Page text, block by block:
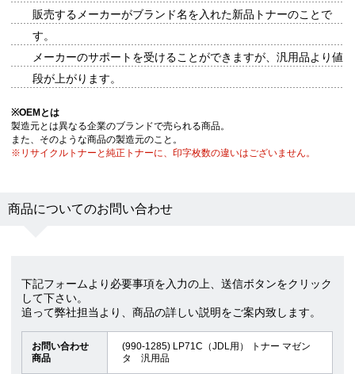
販売するメーカーがブランド名を入れた新品トナーのことで
す。
メーカーのサポートを受けることができますが、汎用品より値
段が上がります。
※OEMとは
製造元とは異なる企業のブランドで売られる商品。
また、そのような商品の製造元のこと。
※リサイクルトナーと純正トナーに、印字枚数の違いはございません。
商品についてのお問い合わせ
下記フォームより必要事項を入力の上、送信ボタンをクリック
して下さい。
追って弊社担当より、商品の詳しい説明をご案内致します。
お問い合わせ
商品
(990-1285) LP71C（JDL用） トナー マゼン
タ 汎用品